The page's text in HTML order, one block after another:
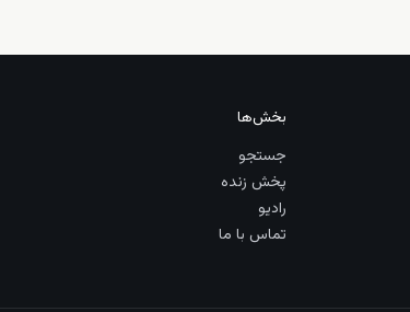
بخش‌ها
جستجو
پخش زنده
رادیو
تماس با ما